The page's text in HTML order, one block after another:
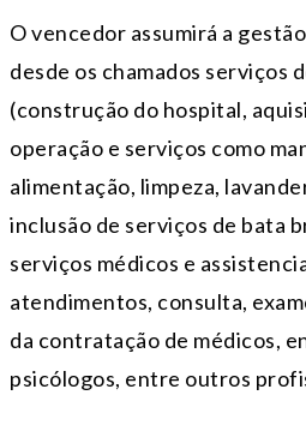
O vencedor assumirá a
desde os chamados serviços
(construção do hospital,
operação e serviços como
alimentação, limpeza,
inclusão de serviços de bata
serviços médicos e
atendimentos, consulta,
da contratação de médicos,
psicólogos, entre outros